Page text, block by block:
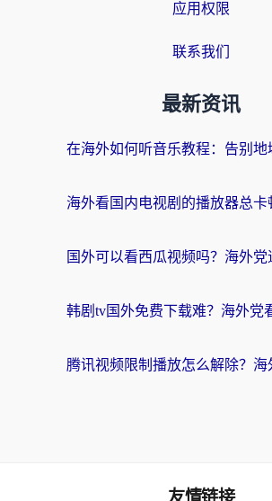
应用权限
联系我们
最新资讯